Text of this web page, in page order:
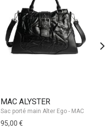
MAC ALYSTER
95,00 €